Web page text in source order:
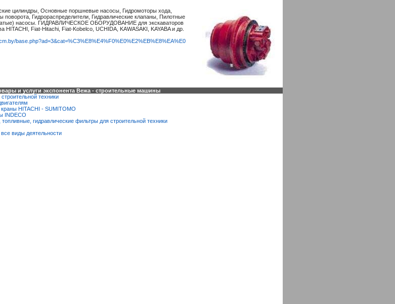
цилиндры, Основные поршневые насосы, Гидромоторы хода,
поворота, Гидрораспределители, Гидравлические клапаны, Пилотные
насосы. ГИДРАВЛИЧЕСКОЕ ОБОРУДОВАНИЕ для экскаваторов
HITACHI, Fiat-Hitachi, Fiat-Kobelco, UCHIDA, KAWASAKI, KAYABA и др.
base.php?ad=3&cat=%C3%E8%E4%F0%E0%E2%EB%E8%EA%E0
и услуги экспонента Вежа - строительные машины
техники
HITACHI - SUMITOMO
INDECO
гидравлические фильтры для строительной техники
все виды деятельности